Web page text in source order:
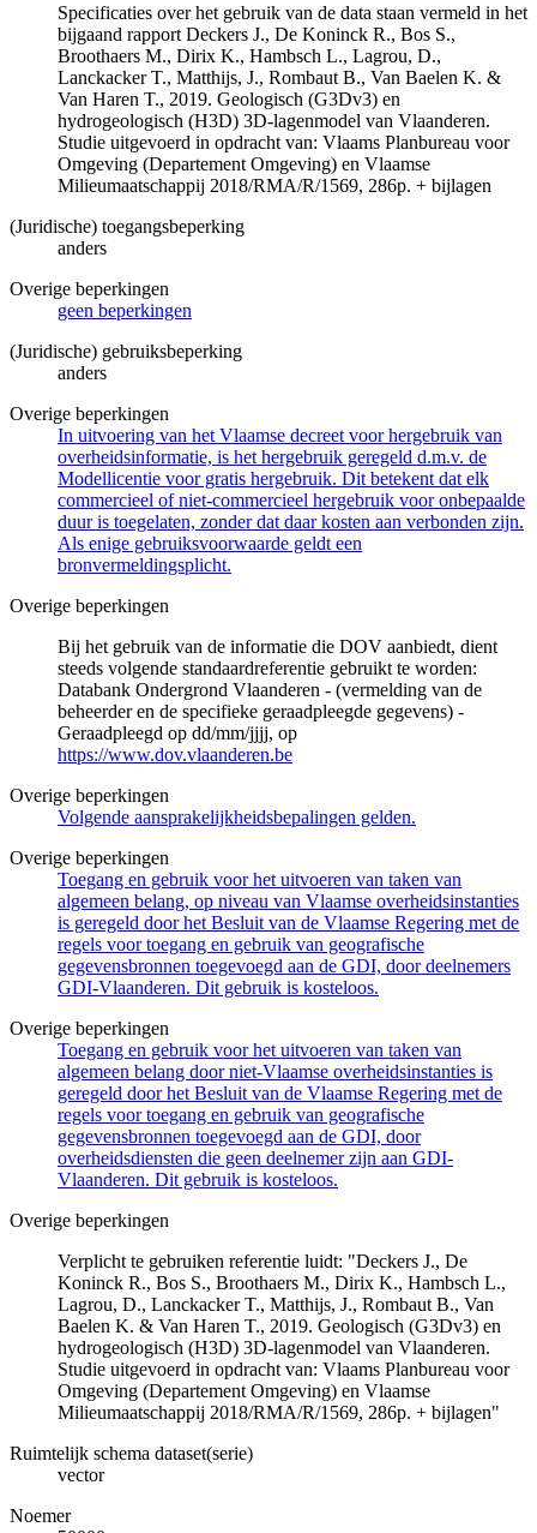
Specificaties over het gebruik van de data staan vermeld in het
bijgaand rapport Deckers J., De Koninck R., Bos S.,
Broothaers M., Dirix K., Hambsch L., Lagrou, D.,
Lanckacker T., Matthijs, J., Rombaut B., Van Baelen K. &
Van Haren T., 2019. Geologisch (G3Dv3) en
hydrogeologisch (H3D) 3D-lagenmodel van Vlaanderen.
Studie uitgevoerd in opdracht van: Vlaams Planbureau voor
Omgeving (Departement Omgeving) en Vlaamse
Milieumaatschappij 2018/RMA/R/1569, 286p. + bijlagen
(Juridische) toegangsbeperking
anders
Overige beperkingen
geen beperkingen
(Juridische) gebruiksbeperking
anders
Overige beperkingen
In uitvoering van het Vlaamse decreet voor hergebruik van
overheidsinformatie, is het hergebruik geregeld d.m.v. de
Modellicentie voor gratis hergebruik. Dit betekent dat elk
commercieel of niet-commercieel hergebruik voor onbepaalde
duur is toegelaten, zonder dat daar kosten aan verbonden zijn.
Als enige gebruiksvoorwaarde geldt een
bronvermeldingsplicht.
Overige beperkingen
Bij het gebruik van de informatie die DOV aanbiedt, dient
steeds volgende standaardreferentie gebruikt te worden:
Databank Ondergrond Vlaanderen - (vermelding van de
beheerder en de specifieke geraadpleegde gegevens) -
Geraadpleegd op dd/mm/jjjj, op
https://www.dov.vlaanderen.be
Overige beperkingen
Volgende aansprakelijkheidsbepalingen gelden.
Overige beperkingen
Toegang en gebruik voor het uitvoeren van taken van
algemeen belang, op niveau van Vlaamse overheidsinstanties
is geregeld door het Besluit van de Vlaamse Regering met de
regels voor toegang en gebruik van geografische
gegevensbronnen toegevoegd aan de GDI, door deelnemers
GDI-Vlaanderen. Dit gebruik is kosteloos.
Overige beperkingen
Toegang en gebruik voor het uitvoeren van taken van
algemeen belang door niet-Vlaamse overheidsinstanties is
geregeld door het Besluit van de Vlaamse Regering met de
regels voor toegang en gebruik van geografische
gegevensbronnen toegevoegd aan de GDI, door
overheidsdiensten die geen deelnemer zijn aan GDI-
Vlaanderen. Dit gebruik is kosteloos.
Overige beperkingen
Verplicht te gebruiken referentie luidt: "Deckers J., De
Koninck R., Bos S., Broothaers M., Dirix K., Hambsch L.,
Lagrou, D., Lanckacker T., Matthijs, J., Rombaut B., Van
Baelen K. & Van Haren T., 2019. Geologisch (G3Dv3) en
hydrogeologisch (H3D) 3D-lagenmodel van Vlaanderen.
Studie uitgevoerd in opdracht van: Vlaams Planbureau voor
Omgeving (Departement Omgeving) en Vlaamse
Milieumaatschappij 2018/RMA/R/1569, 286p. + bijlagen"
Ruimtelijk schema dataset(serie)
vector
Noemer